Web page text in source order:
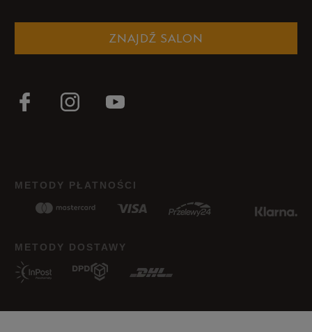
ZNAJDŹ SALON
METODY PŁATNOŚCI
METODY DOSTAWY